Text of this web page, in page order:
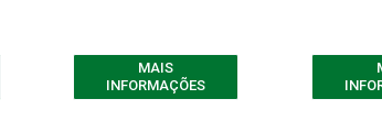
MAIS
INFORMAÇÕES